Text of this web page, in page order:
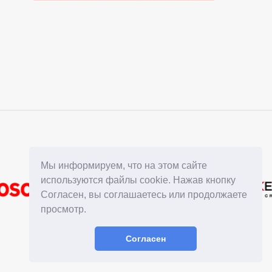
Мы информируем, что на этом сайте
используются файлы cookie. Нажав кнопку
Согласен, вы соглашаетесь или продолжаете
просмотр.
Согласен